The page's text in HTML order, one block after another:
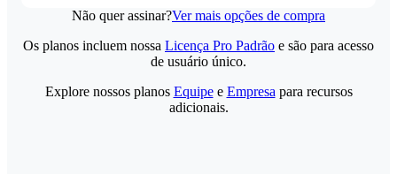
Não quer assinar?Ver mais opções de compra
Os planos incluem nossa Licença Pro Padrão e são para acesso
de usuário único.
Explore nossos planos Equipee Empresa para recursos
adicionais.